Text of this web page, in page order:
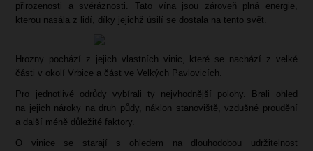
přirozenosti a svéráznosti. Tato vína jsou zároveň plná energie,
kterou nasála z lidí, díky jejichž úsilí se dostala na tento svět.
Hrozny pochází z jejich vlastních vinic, které se nachází z velké
části v okolí Vrbice a část ve Velkých Pavlovicích.
Pro jednotlivé odrůdy vybírali ty nejvhodnější polohy. Brali ohled
na jejich nároky na druh půdy, náklon stanoviště, vzdušné proudění
a další méně důležité faktory.
O vinice se starají s ohledem na dlouhodobou udržitelnost